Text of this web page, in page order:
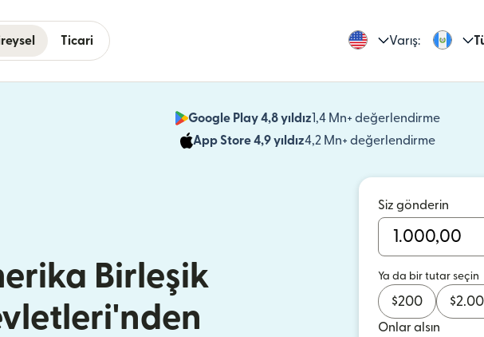
Ticari Varış:
Google Play 4,8 yıldız1,4 Mn+ değerlendirme
App Store 4,9 yıldız4,2 Mn+ değerlendirme
Birleşik
Siz gönderin
Ya da bir tutar seçin
$200 $
Onlar alsın